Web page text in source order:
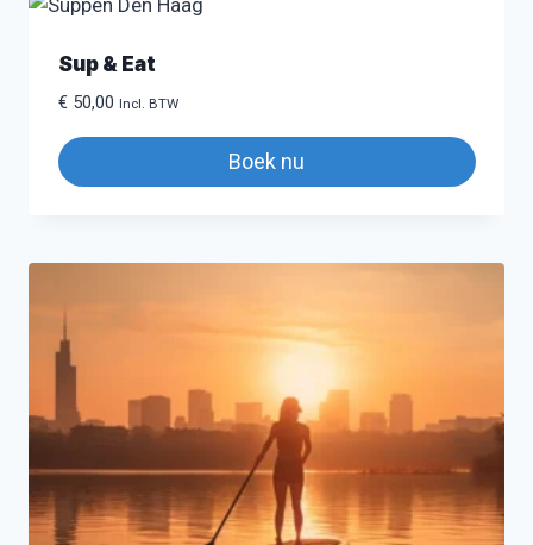
Sup & Eat
€50,00 Incl. BTW
Boek nu